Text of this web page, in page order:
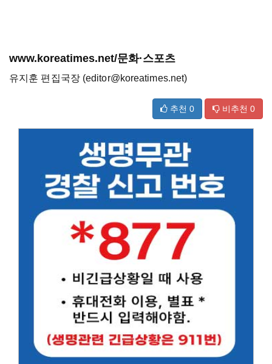
www.koreatimes.net/문화·스포츠
유지훈 편집국장 (editor@koreatimes.net)
추천 0 비추천 0